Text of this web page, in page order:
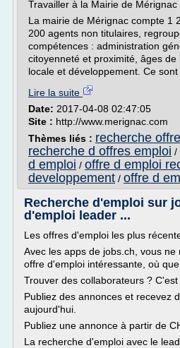
Travailler à la Mairie de Mérignac
La mairie de Mérignac compte 1
200 agents non titulaires,
compétences : administration
citoyenneté et proximité, âges
locale et développement. Ce sont
Lire la suite
Date: 2017-04-08 02:47:05
Site : http://www.merignac.com
Thèmes liés : recherche
recherche d offres emploi /
d emploi / offre d emploi
developpement / offre d
Recherche d'emploi sur
d'emploi leader ...
Les offres d'emploi les plus
Avec les apps de jobs.ch, vous
offre d'emploi intéressante, où que
Trouver des collaborateurs ? C'est
Publiez des annonces et recevez
aujourd'hui.
Publiez une annonce à partir de
La recherche d'emploi avec le